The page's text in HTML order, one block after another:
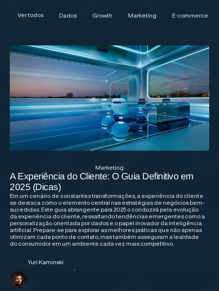
Ver todos Dados Growth Marketing E-commerce
Marketing
A Experiência do Cliente: O Guia Definitivo em
2025 (Dicas)
Em um cenário de constantes transformações, a experiência do cliente
se destaca como o elemento central nas estratégias de negócios bem-
sucedidas. Este guia abrangente para 2025 o conduzirá pela evolução
da experiência do cliente, ressaltando tendências emergentes como a
personalização orientada por dados e o papel inovador da inteligência
artificial. Prepare-se para explorar as melhores práticas que não apenas
otimizam cada ponto de contato, mas também asseguram a lealdade
do consumidor em um ambiente cada vez mais competitivo.
Yuri Kaminski
·